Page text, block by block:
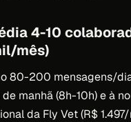
4-10
mês)
80-200 mensagens/
manhã (8h-10h) e à
da Fly Vet (R$